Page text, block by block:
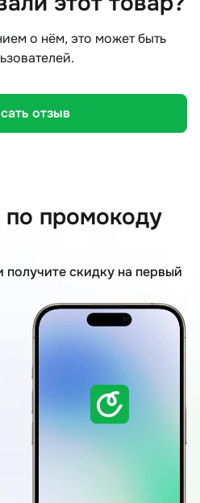
о нём, это может быть
отзыв
промокоду
скидку на первый